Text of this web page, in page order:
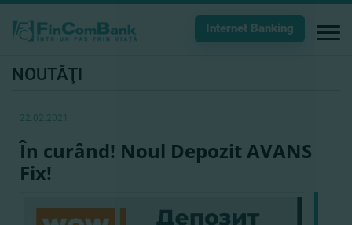
Internet Banking
NOUTĂŢI
22.02.2021
În curând! Noul Depozit AVANS
Fix!